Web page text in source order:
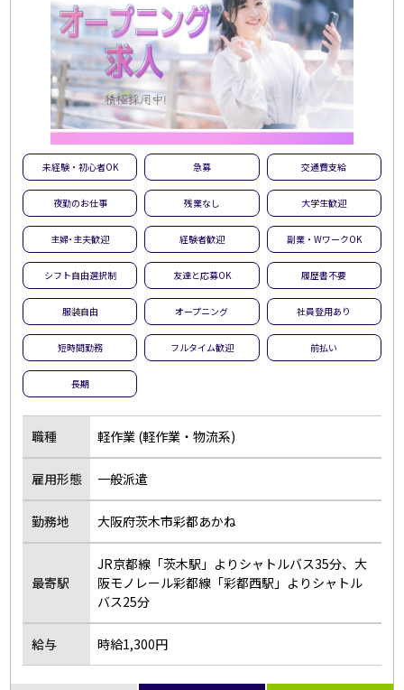
未経験・初心者OK 急募 交通費支給
夜勤のお仕事 残業なし 大学生歓迎
主婦･主夫歓迎 経験者歓迎 副業・WワークOK
シフト自由選択制 友達と応募OK 履歴書不要
服装自由 オープニング 社員登用あり
短時間勤務 フルタイム歓迎 前払い
長期
職種 軽作業 (軽作業・物流系)
雇用形態 一般派遣
勤務地 大阪府茨木市彩都あかね
最寄駅
JR京都線「茨木駅」よりシャトルバス35分、大
阪モノレール彩都線「彩都西駅」よりシャトル
バス25分
給与 時給1,300円
紹介
契約社員
パート・アルバイト
正社員
無期雇用派遣
こだわり
大量募集
夜勤のお仕事
残業なし
扶養内勤務OK
大学生歓迎
主婦･主夫歓迎
経験者歓迎
副業・WワークOK
シフト自由選択制
即日勤務OK
友達と応募OK
履歴書不要
駅チカ･駅ナカ
服装自由
オープニング
短時間勤務
フルタイム歓迎
前払い
土日休み
長期
単発・1日OK
外国人活躍中
留学生歓迎
寮・社宅あり
フリーワード